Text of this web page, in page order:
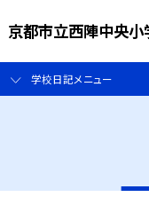
京都市立西陣中央小
学校日記メニュー